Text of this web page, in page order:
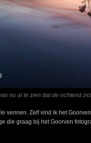
nu al te zien dat de ochtend
vennen. Zelf vind ik het
die graag bij het Goorven